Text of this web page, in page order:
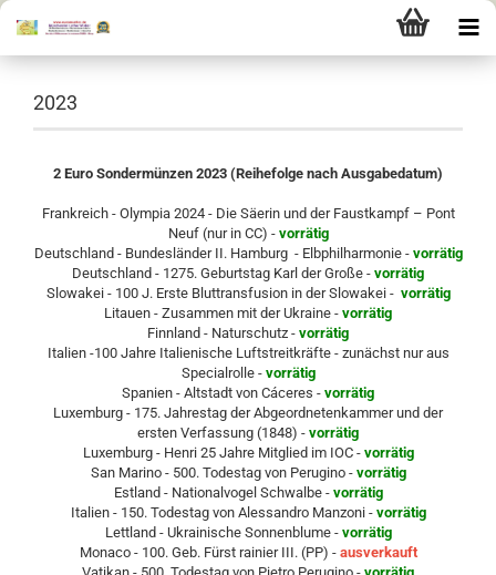
2023
2 Euro Sondermünzen 2023 (Reihefolge nach Ausgabedatum)
Frankreich - Olympia 2024 - Die Säerin und der Faustkampf – Pont
Neuf (nur in CC) - vorrätig
Deutschland - Bundesländer II. Hamburg - Elbphilharmonie - vorrätig
Deutschland - 1275. Geburtstag Karl der Große - vorrätig
Slowakei - 100 J. Erste Bluttransfusion in der Slowakei - vorrätig
Litauen - Zusammen mit der Ukraine - vorrätig
Finnland - Naturschutz - vorrätig
Italien -100 Jahre Italienische Luftstreitkräfte - zunächst nur aus
Specialrolle - vorrätig
Spanien - Altstadt von Cáceres - vorrätig
Luxemburg - 175. Jahrestag der Abgeordnetenkammer und der
ersten Verfassung (1848) - vorrätig
Luxemburg - Henri 25 Jahre Mitglied im IOC - vorrätig
San Marino - 500. Todestag von Perugino - vorrätig
Estland - Nationalvogel Schwalbe - vorrätig
Italien - 150. Todestag von Alessandro Manzoni - vorrätig
Lettland - Ukrainische Sonnenblume - vorrätig
Monaco - 100. Geb. Fürst rainier III. (PP) - ausverkauft